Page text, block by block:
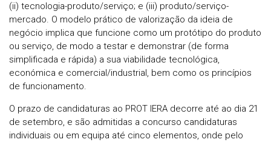
(ii) tecnologia-produto/serviço; e (iii) produto/serviço-
mercado. O modelo prático de valorização da ideia de
negócio implica que funcione como um protótipo do produto
ou serviço, de modo a testar e demonstrar (de forma
simplificada e rápida) a sua viabilidade tecnológica,
económica e comercial/industrial, bem como os princípios
de funcionamento.
O prazo de candidaturas ao PROT IERA decorre até ao dia 21
de setembro, e são admitidas a concurso candidaturas
individuais ou em equipa até cinco elementos, onde pelo